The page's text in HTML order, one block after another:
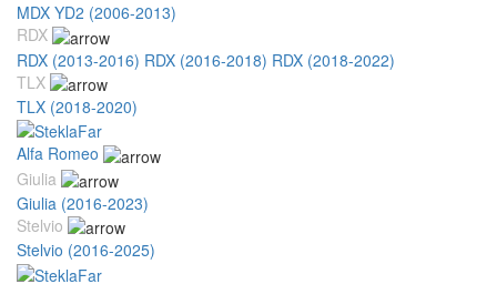
MDX YD2 (2006-2013)
RDX
RDX (2013-2016) RDX (2016-2018) RDX (2018-2022)
TLX
TLX (2018-2020)
Alfa Romeo
Giulia
Giulia (2016-2023)
Stelvio
Stelvio (2016-2025)